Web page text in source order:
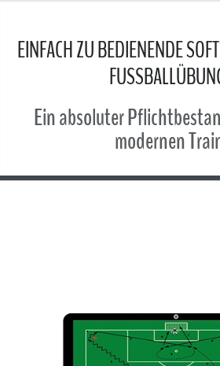
EINFACH ZU BEDIENENDE
Ein absoluter
modernen